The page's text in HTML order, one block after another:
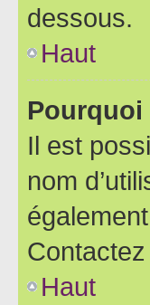
dessous.
Haut
Pourquoi
Il est
nom
Haut